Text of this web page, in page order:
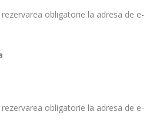
obligatorie la adresa de e-
obligatorie la adresa de e-